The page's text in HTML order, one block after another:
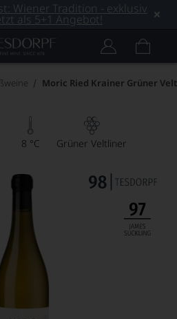
Wiener Tradition - exklusiv
als 5+1 Angebot!
Moric Ried Krainer Grüner
8 °C Grüner Veltliner